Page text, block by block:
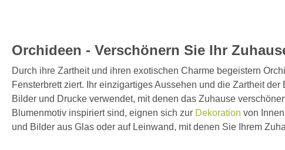
Orchideen - Verschönern Sie Ihr
Durch ihre Zartheit und ihren exotischen Charme begeistern
Fensterbrett ziert. Ihr einzigartiges Aussehen und die Zartheit
Bilder und Drucke verwendet, mit denen das Zuhause
Blumenmotiv inspiriert sind, eignen sich zur Dekoration von
und Bilder aus Glas oder auf Leinwand, mit denen Sie Ihrem